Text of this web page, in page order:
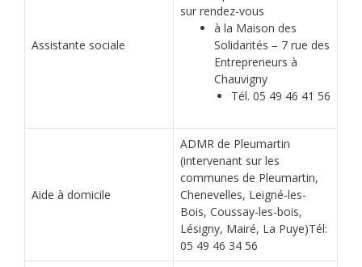
Assistante sociale
sur rendez-vous
à la Maison des
Solidarités – 7 rue des
Entrepreneurs à
Chauvigny
Tél. 05 49 46 41 56
Aide à domicile
ADMR de Pleumartin
(intervenant sur les
communes de Pleumartin,
Chenevelles, Leigné-les-
Bois, Coussay-les-bois,
Lésigny, Mairé, La Puye)Tél:
05 49 46 34 56